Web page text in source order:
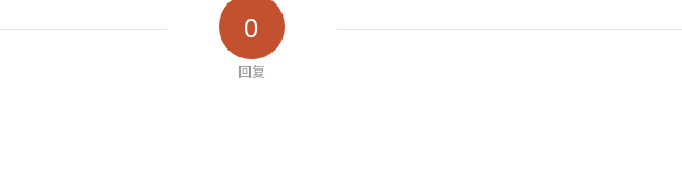
0
回复